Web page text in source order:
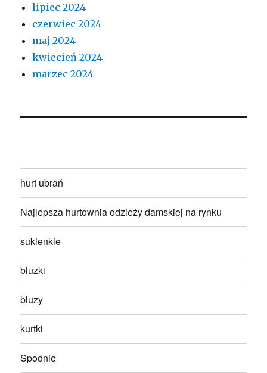
lipiec 2024
czerwiec 2024
maj 2024
kwiecień 2024
marzec 2024
hurt ubrań
Najlepsza hurtownia odzieży damskiej na rynku
sukienkie
bluzki
bluzy
kurtki
Spodnie